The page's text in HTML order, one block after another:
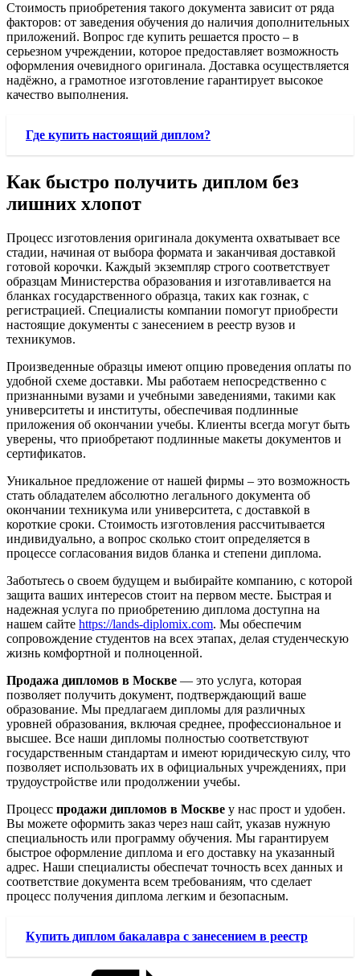
Стоимость приобретения такого документа зависит от ряда
факторов: от заведения обучения до наличия дополнительных
приложений. Вопрос где купить решается просто – в
серьезном учреждении, которое предоставляет возможность
оформления очевидного оригинала. Доставка осуществляется
надёжно, а грамотное изготовление гарантирует высокое
качество выполнения.
Где купить настоящий диплом?
Как быстро получить диплом без
лишних хлопот
Процесс изготовления оригинала документа охватывает все
стадии, начиная от выбора формата и заканчивая доставкой
готовой корочки. Каждый экземпляр строго соответствует
образцам Министерства образования и изготавливается на
бланках государственного образца, таких как гознак, с
регистрацией. Специалисты компании помогут приобрести
настоящие документы с занесением в реестр вузов и
техникумов.
Произведенные образцы имеют опцию проведения оплаты по
удобной схеме доставки. Мы работаем непосредственно с
признанными вузами и учебными заведениями, такими как
университеты и институты, обеспечивая подлинные
приложения об окончании учебы. Клиенты всегда могут быть
уверены, что приобретают подлинные макеты документов и
сертификатов.
Уникальное предложение от нашей фирмы – это возможность
стать обладателем абсолютно легального документа об
окончании техникума или университета, с доставкой в
короткие сроки. Стоимость изготовления рассчитывается
индивидуально, а вопрос сколько стоит определяется в
процессе согласования видов бланка и степени диплома.
Заботьтесь о своем будущем и выбирайте компанию, с которой
защита ваших интересов стоит на первом месте. Быстрая и
надежная услуга по приобретению диплома доступна на
нашем сайте https://lands-diplomix.com. Мы обеспечим
сопровождение студентов на всех этапах, делая студенческую
жизнь комфортной и полноценной.
Продажа дипломов в Москве — это услуга, которая
позволяет получить документ, подтверждающий ваше
образование. Мы предлагаем дипломы для различных
уровней образования, включая среднее, профессиональное и
высшее. Все наши дипломы полностью соответствуют
государственным стандартам и имеют юридическую силу, что
позволяет использовать их в официальных учреждениях, при
трудоустройстве или продолжении учебы.
Процесс продажи дипломов в Москве у нас прост и удобен.
Вы можете оформить заказ через наш сайт, указав нужную
специальность или программу обучения. Мы гарантируем
быстрое оформление диплома и его доставку на указанный
адрес. Наши специалисты обеспечат точность всех данных и
соответствие документа всем требованиям, что сделает
процесс получения диплома легким и безопасным.
Купить диплом бакалавра с занесением в реестр